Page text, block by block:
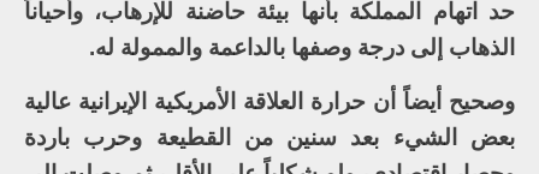
حد اتهام المملكة بأنها بيئة حاضنة للإرهاب، وأحياناً
الذهاب إلى درجة وصفها بالداعمة والممولة له.
وصحيح أيضاً أن حرارة العلاقة الأمريكية الإيرانية عالية
بعض الشيء بعد سنين من القطيعة وحرب باردة